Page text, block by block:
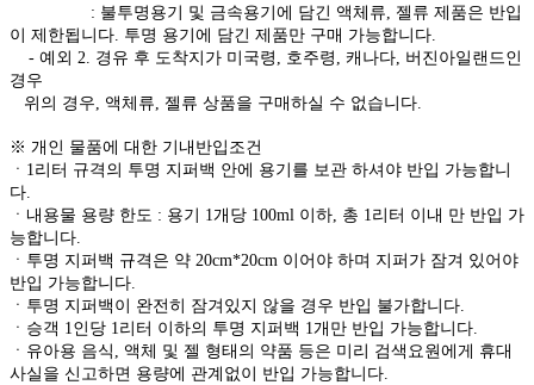
: 불투명용기 및 금속용기에 담긴 액체류, 젤류 제품은 반입
이 제한됩니다. 투명 용기에 담긴 제품만 구매 가능합니다.
- 예외 2. 경유 후 도착지가 미국령, 호주령, 캐나다, 버진아일랜드인
경우
위의 경우, 액체류, 젤류 상품을 구매하실 수 없습니다.
※ 개인 물품에 대한 기내반입조건
ㆍ1리터 규격의 투명 지퍼백 안에 용기를 보관 하셔야 반입 가능합니
다.
ㆍ내용물 용량 한도 : 용기 1개당 100ml 이하, 총 1리터 이내 만 반입 가
능합니다.
ㆍ투명 지퍼백 규격은 약 20cm*20cm 이어야 하며 지퍼가 잠겨 있어야
반입 가능합니다.
ㆍ투명 지퍼백이 완전히 잠겨있지 않을 경우 반입 불가합니다.
ㆍ승객 1인당 1리터 이하의 투명 지퍼백 1개만 반입 가능합니다.
ㆍ유아용 음식, 액체 및 젤 형태의 약품 등은 미리 검색요원에게 휴대
사실을 신고하면 용량에 관계없이 반입 가능합니다.